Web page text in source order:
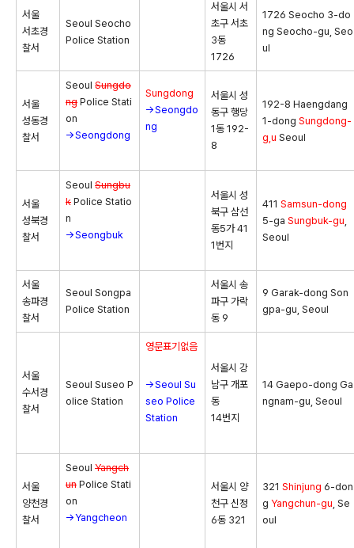
서울
서초경
찰서
Seoul Seocho
Police Station
서울시 서
초구 서초
3동
1726
1726 Seocho 3-do
ng Seocho-gu, Seo
ul
서울
성동경
찰서
Seoul Sungdo
ng Police Stati
on
→Seongdong
Sungdong
→Seongdo
ng
서울시 성
동구 행당
1동 192-
8
192-8 Haengdang
1-dong Sungdong-
g,u Seoul
서울
성북경
찰서
Seoul Sungbu
k Police Statio
n
→Seongbuk
서울시 성
북구 삼선
동5가 41
1번지
411 Samsun-dong
5-ga Sungbuk-gu
Seoul
서울
송파경
찰서
Seoul Songpa
Police Station
서울시 송
파구 가락
동 9
9 Garak-dong Son
gpa-gu, Seoul
서울
수서경
찰서
Seoul Suseo P
olice Station
영문표기없음
→Seoul Su
seo Police
Station
서울시 강
남구 개포
동
14번지
14 Gaepo-dong Ga
ngnam-gu, Seoul
서울
양천경
찰서
Seoul Yangch
un Police Stati
on
→Yangcheon
서울시 양
천구 신정
6동 321
321 Shinjung 6-don
g Yangchun-gu , Se
oul